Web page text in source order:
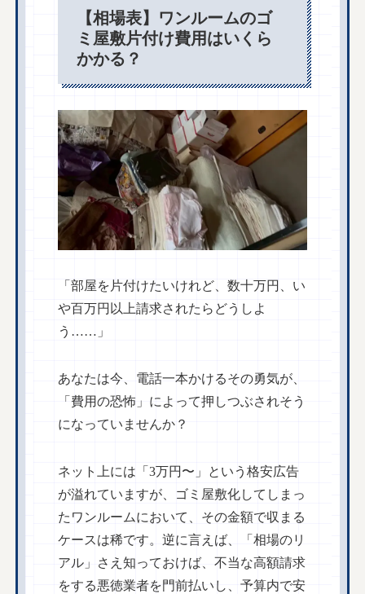
【相場表】ワンルームのゴ
ミ屋敷片付け費用はいくら
かかる？
「部屋を片付けたいけれど、数十万円、い
や百万円以上請求されたらどうしよ
う……」
あなたは今、電話一本かけるその勇気が、
「費用の恐怖」によって押しつぶされそう
になっていませんか？
ネット上には「3万円〜」という格安広告
が溢れていますが、ゴミ屋敷化してしまっ
たワンルームにおいて、その金額で収まる
ケースは稀です。逆に言えば、「相場のリ
アル」さえ知っておけば、不当な高額請求
をする悪徳業者を門前払いし、予算内で安